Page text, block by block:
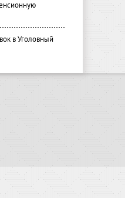
в Уголовный